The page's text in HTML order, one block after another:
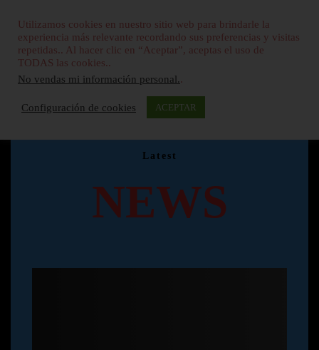
Latest
NEWS
Utilizamos cookies en nuestro sitio web para brindarle la
experiencia más relevante recordando sus preferencias y visitas
repetidas.. Al hacer clic en “Aceptar”, aceptas el uso de
TODAS las cookies..
No vendas mi información personal..
Configuración de cookies ACEPTAR